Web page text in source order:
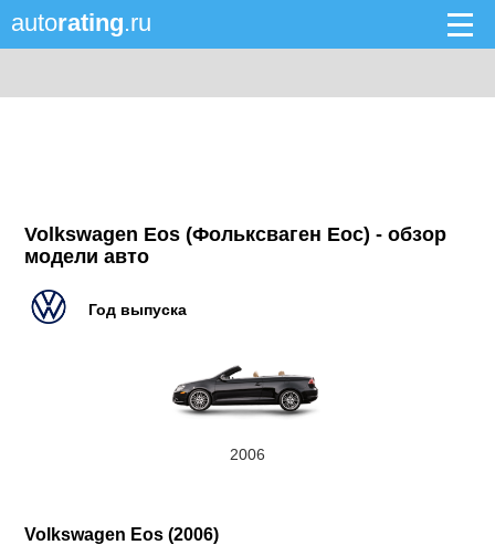
autorating.ru
Volkswagen Eos (Фольксваген Еос) - обзор
модели авто
Год выпуска
2006
Volkswagen Eos (2006)